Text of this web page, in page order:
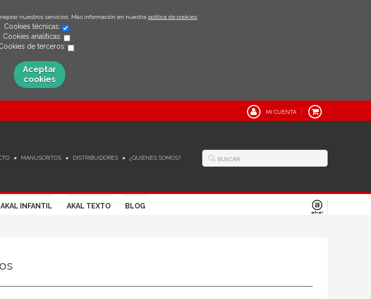
nuestros servicios. Más información en nuestra política de cookies.
Cookies técnicas:
Cookies analíticas:
de terceros:
Aceptar
cookies
MI CUENTA
MANUSCRITOS DISTRIBUIDORES ¿QUIÉNES SOMOS?
AKAL INFANTIL AKAL TEXTO BLOG